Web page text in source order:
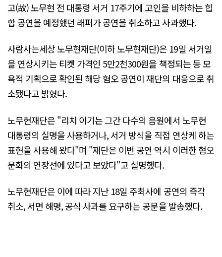
고(故) 노무현 전 대통령 서거 17주기에 고인을 비하하는 힙
합 공연을 예정했던 래퍼가 공연을 취소하고 사과했다.
사람사는세상 노무현재단(이하 노무현재단)은 19일 서거일
을 연상시키는 티켓 가격인 5만2천300원을 책정되는 등 모
욕적 기획으로 확인된 해당 혐오 공연이 재단의 대응으로 취
소됐다고 밝혔다.
노무현재단은 "리치 이기는 그간 다수의 음원에서 노무현
대통령의 실명을 사용하거나, 서거 방식을 직접 연상케 하는
표현을 사용해 왔다"며 "재단은 이번 공연 역시 이러한 혐오
문화의 연장선에 있다고 보았다"고 설명했다.
노무현재단은 이에 따라 지난 18일 주최사에 공연의 즉각
취소, 서면 해명, 공식 사과를 요구하는 공문을 발송했다.